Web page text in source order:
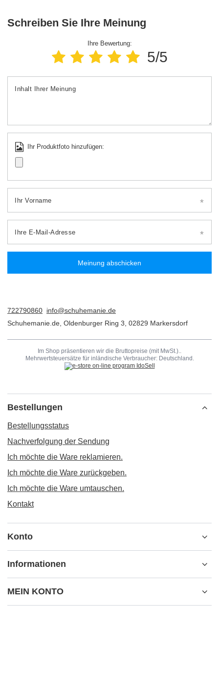
Schreiben Sie Ihre Meinung
Ihre Bewertung:
5/5
Inhalt Ihrer Meinung
Ihr Produktfoto hinzufügen:
Ihr Vorname
Ihre E-Mail-Adresse
Meinung abschicken
722790860 info@schuhemanie.de
Schuhemanie.de Oldenburger Ring 3 02829 Markersdorf
Im Shop präsentieren wir die Bruttopreise (mit MwSt.)..
Mehrwertsteuersätze für inländische Verbraucher: Deutschland .
Bestellungen
Bestellungsstatus
Nachverfolgung der Sendung
Ich möchte die Ware reklamieren.
Ich möchte die Ware zurückgeben.
Ich möchte die Ware umtauschen.
Kontakt
Konto
Informationen
MEIN KONTO